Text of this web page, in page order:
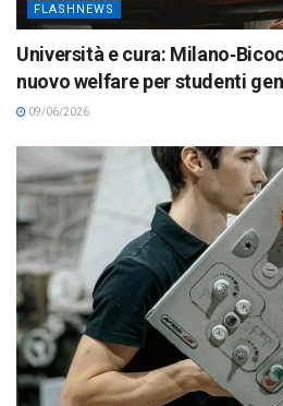
FLASHNEWS
Università e cura:
nuovo welfare per studenti
09/06/2026